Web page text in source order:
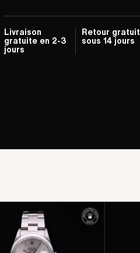
Livraison
gratuite en 2-3
jours
Retour gratuit
sous 14 jours